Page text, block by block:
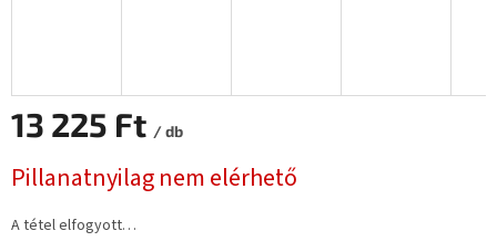
13 225 Ft / db
Pillanatnyilag nem elérhető
A tétel elfogyott…